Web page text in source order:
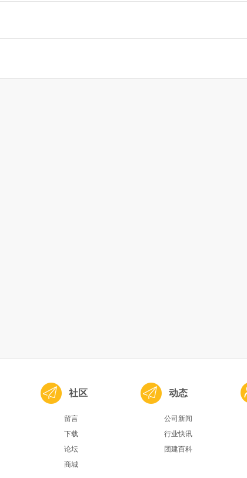
社区
留言
下载
论坛
商城
动态
公司新闻
行业快讯
团建百科